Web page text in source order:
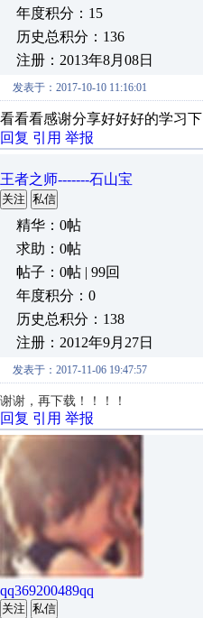
年度积分：15
历史总积分：136
注册：2013年8月08日
发表于：2017-10-10 11:16:01
看看看感谢分享好好好的学习下
回复 引用 举报
王者之师-------石山宝
关注 私信
精华：0帖
求助：0帖
帖子：0帖 | 99回
年度积分：0
历史总积分：138
注册：2012年9月27日
发表于：2017-11-06 19:47:57
谢谢，再下载！！！！
回复 引用 举报
qq369200489qq
关注 私信